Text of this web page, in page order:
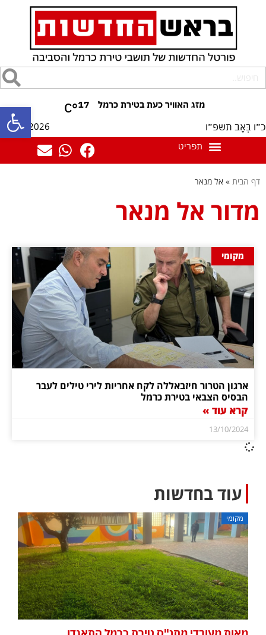
פתח 17
°C
כ״ו בְּאָב תשפ״ו 08/08/2026
דף הבית » אל מנאר
מדור אל מנאר
מקומי
ארגון הטרור חיזבאללה לקח אחריות לירי טילים לעבר
הבסיס הצבאי בטירת כרמל
קרא עוד »
13/10/2024
עוד בחדשות
מקומי